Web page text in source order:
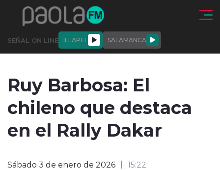
Click acá para ir directamente al contenido
SEÑAL ON LINE ILLAPEL SALAMANCA
Ruy Barbosa: El
chileno que destaca
en el Rally Dakar
Sábado 3 de enero de 2026 15:22